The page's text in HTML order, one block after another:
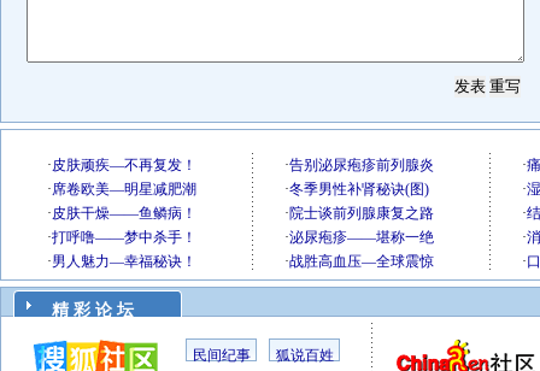
精 彩 论 坛
民间纪事 狐说百姓